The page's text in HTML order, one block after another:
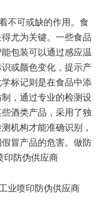
不可或缺的作用。食
尤为关键。一些食品
包装可以通过感应温
或颜色变化，提示产
标记则是在食品中添
，通过专业的检测设
酒类产品，采用了独
机构才能准确识别，
冒产品的危害。做防
印防伪供应商
业喷印防伪供应商